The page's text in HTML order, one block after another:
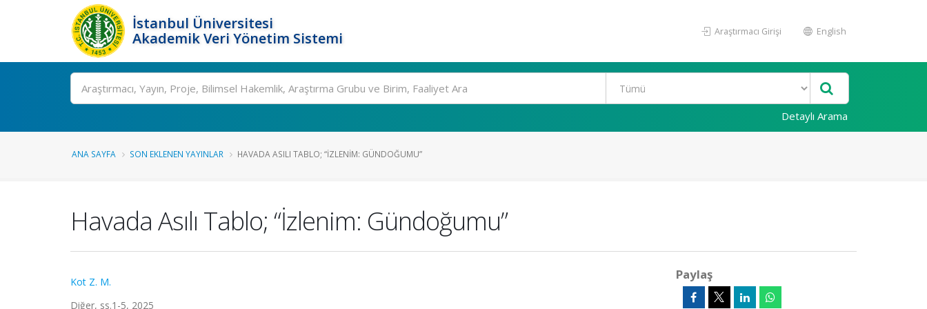
İstanbul Üniversitesi
Akademik Veri Yönetim Sistemi
Araştırmacı Girişi English
Ara
Detaylı Arama
ANA SAYFA SON EKLENEN YAYINLAR HAVADA ASILI TABLO; “İZLENIM: GÜNDOĞUMU”
Havada Asılı Tablo; “İzlenim: Gündoğumu”
Kot Z. M.
Diğer, ss.1-5, 2025
Paylaş